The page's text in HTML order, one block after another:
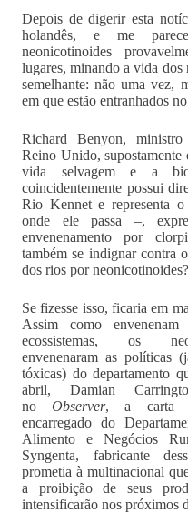
Depois de digerir esta
holandês, e me
neonicotinoides
lugares, minando a vida dos
semelhante: não uma vez,
em que estão entranhados
Richard Benyon,
Reino Unido, supostamente
vida selvagem e a
coincidentemente possui
Rio Kennet e representa
onde ele passa –,
envenenamento por
também se indignar contra
dos rios por neonicotinoides?
Se fizesse isso, ficaria em
Assim como envenenam
ecossistemas, os
envenenaram as políticas
tóxicas) do departamento
abril, Damian
noObserver, a carta
encarregado do
Alimento e Negócios
Syngenta, fabricante
prometia à multinacional
a proibição de seus
intensificarão nos próximos